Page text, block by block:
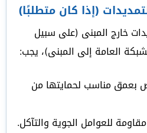
(إذا كان متطلبًا)
خارج المبنى (على سبيل
العامة إلى المبنى)، يجب:
بعمق مناسب لحمايتها من
مقاومة للعوامل الجوية والتآكل.